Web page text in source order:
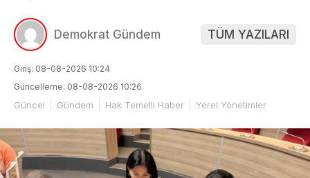
Demokrat Gündem TÜM YAZILARI
Giriş: 08-08-2026 10:24
Güncelleme: 08-08-2026 10:26
Güncel Gündem Hak Temelli Haber Yerel Yönetimler